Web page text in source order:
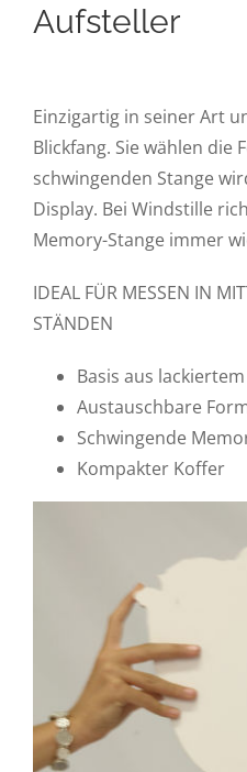
Aufsteller
Einzigartig in seiner Art
Blickfang. Sie wählen die
schwingenden Stange
Display. Bei Windstille
Memory-Stange immer
IDEAL FÜR MESSEN IN
STÄNDEN
Basis aus
Austauschbare
Schwingende
Kompakter Koffer